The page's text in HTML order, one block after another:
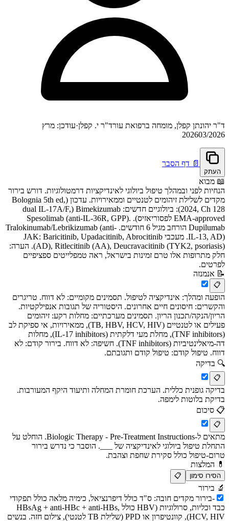
ד"ר יהונתן קפלן, מומחה ברפואת עורד"ר י. קפלן·עודכן: מרץ
202603/2026
העתק
📄 דף הסבר
📖 מבוא
הנחיות לפני ובמהלך טיפול ביולוגי לאינדיקציות דרמטולוגיות. דורש בירור
מקדים לשלילת זיהומים לטנטיים וממאירויות. עדכון (Bolognia 5th ed,
2024, Ch 128): ביולוגיים חדשים: Bimekizumab (dual IL-17A/F,
EMA-approved לפסוריאזיס). Spesolimab (anti-IL-36R, GPP).
Dupilumab הורחב מגיל 6 חודשים. Tralokinumab/Lebrikizumab (anti-
IL-13, AD). מעכבי JAK: Baricitinib, Upadacitinib, Abrocitinib
(AD), Ritlecitinib (AA), Deucravacitinib (TYK2, psoriasis). הערה:
חלק מתרופות אלו טרם זמינות בישראל, ראה טמפלייטים ספציפיים
לפרטים.
📝 אנמנזה
📋
הופעה ומהלך: אינדיקציה לטיפול. תסמינים מקומיים: לא דווח. טריגרים
והקשרים: חיסונים חיים אחרונים. היסטוריה של תגובות אנפילקטיות.
הריון/הנקה/תכנון הריון. תסמינים מערכתיים: מחלות רקע: זיהומים
פעילים או לטנטיים (TB, HBV, HCV, HIV), ממאירויות, אי ספיקת לב
(TNF inhibitors), מחלת מעי דלקתית (IL-17 inhibitors), מחלות
דה-מיאלינטיביות (TNF inhibitors). חשיפה: לא דווח. בירור קודם: לא
דווח. טיפול קודם: טיפול קודם ותגובתם.
🔍 בדיקה
📋
בדיקה גופנית כללית. הערכת חומרת המחלה ותיעוד היקף המעורבות.
בדיקת בלוטות לימפה.
📋 סיכום
📋
מתאים ל-Biologic Therapy - Pre-Treatment Instructions. הוחלט על
התחלת טיפול ביולוגי לאינדיקציה של ___. הוסבר כי נדרש בירור
טרום-טיפול כולל סקירת שחפת וצהבת.
💊 המלצות
הסירו סימון 📋
🔬 בירור
-בירור מקדים חובה: ס"ד כולל דיפרנציאל, כימיה מלאה כולל תפקודי
כבד וכליות, סרולוגיות (HBV כולל HBsAg + anti-HBc + anti-HBs,
HCV, HIV), קוונטיפרון או PPD (שלילת TB לטנטי), צילום חזה. בנשים